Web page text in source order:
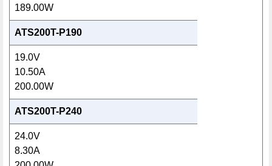
189.00W
ATS200T-P190
19.0V
10.50A
200.00W
ATS200T-P240
24.0V
8.30A